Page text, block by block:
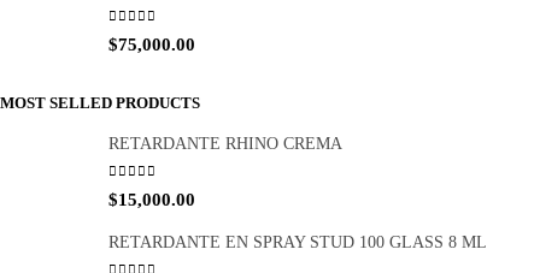
0out of 5
$75,000.00
MOST SELLED PRODUCTS
RETARDANTE RHINO CREMA
0 out of 5
$15,000.00
RETARDANTE EN SPRAY STUD 100 GLASS 8 ML